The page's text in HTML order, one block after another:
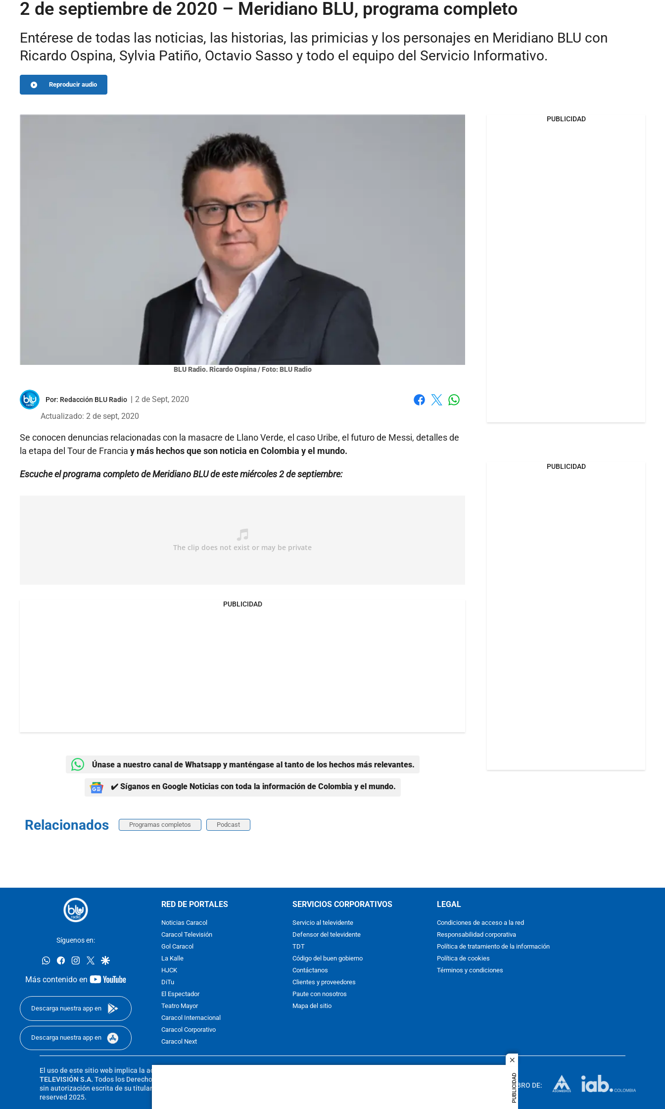
close
PUBLICIDAD
2 de septiembre de 2020 – Meridiano BLU, programa completo
Entérese de todas las noticias, las historias, las primicias y los personajes en Meridiano BLU con
Ricardo Ospina, Sylvia Patiño, Octavio Sasso y todo el equipo del Servicio Informativo.
Reproducir audio
BLU Radio. Ricardo Ospina / Foto: BLU Radio
Por: Redacción BLU Radio
2 de Sept, 2020
Actualizado: 2 de sept, 2020
Se conocen denuncias relacionadas con la masacre de Llano Verde, el caso Uribe, el futuro de Messi, detalles de
la etapa del Tour de Francia y más hechos que son noticia en Colombia y el mundo.
Escuche el programa completo de Meridiano BLU de este miércoles 2 de septiembre:
PUBLICIDAD
Únase a nuestro canal de Whatsapp y manténgase al tanto de los hechos más relevantes.
✔️ Síganos en Google Noticias con toda la información de Colombia y el mundo.
Relacionados Programas completos Podcast
PUBLICIDAD
PUBLICIDAD
Síguenos en:
whatsappfacebookinstagram
twittergoogle
Más contenido en
youtube-
Descarga nuestra app en
Descarga nuestra app en
RED DE PORTALES
Noticias Caracol
Caracol Televisión
Gol Caracol
La Kalle
HJCK
DiTu
El Espectador
Teatro Mayor
Caracol Internacional
Caracol Corporativo
Caracol Next
SERVICIOS CORPORATIVOS
Servicio al televidente
Defensor del televidente
TDT
Código del buen gobierno
Contáctanos
Clientes y proveedores
Paute con nosotros
Mapa del sitio
LEGAL
Condiciones de acceso a la red
Responsabilidad corporativa
Política de tratamiento de la información
Política de cookies
Términos y condiciones
El uso de este sitio web implica la aceptación de los
TELEVISIÓN S.A. Todos los Derechos Reservados D.R.A. Prohibida su reproducción total o parcial, así como su traducción a cualquier idioma
sin autorización escrita de su titular. Reproduction in whole or in part, or translation without written permission is prohibited. All rights
reserved 2025.
MIEMBRO DE: